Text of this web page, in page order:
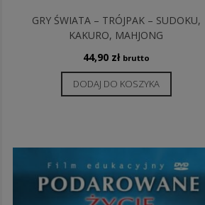
GRY ŚWIATA – TRÓJPAK – SUDOKU,
KAKURO, MAHJONG
44,90 zł brutto
DODAJ DO KOSZYKA